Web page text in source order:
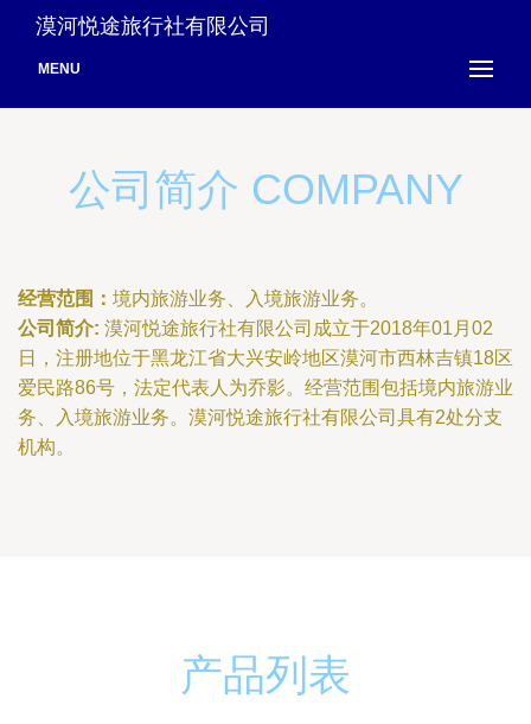
漠河悦途旅行社有限公司
MENU
公司简介 COMPANY
经营范围： 境内旅游业务、入境旅游业务。
公司简介: 漠河悦途旅行社有限公司成立于2018年01月02
日，注册地位于黑龙江省大兴安岭地区漠河市西林吉镇18区
爱民路86号，法定代表人为乔影。经营范围包括境内旅游业
务、入境旅游业务。漠河悦途旅行社有限公司具有2处分支
机构。
产品列表